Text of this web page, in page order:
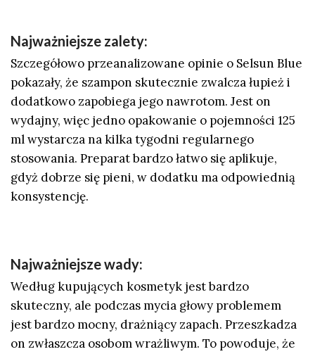
Najważniejsze zalety:
Szczegółowo przeanalizowane opinie o Selsun Blue
pokazały, że szampon skutecznie zwalcza łupież i
dodatkowo zapobiega jego nawrotom. Jest on
wydajny, więc jedno opakowanie o pojemności 125
ml wystarcza na kilka tygodni regularnego
stosowania. Preparat bardzo łatwo się aplikuje,
gdyż dobrze się pieni, w dodatku ma odpowiednią
konsystencję.
Najważniejsze wady:
Według kupujących kosmetyk jest bardzo
skuteczny, ale podczas mycia głowy problemem
jest bardzo mocny, drażniący zapach. Przeszkadza
on zwłaszcza osobom wrażliwym. To powoduje, że